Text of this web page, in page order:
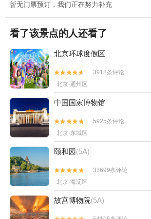
暂无门票预订，我们正在努力补充
看了该景点的人还看了
北京环球度假区


3918条评论
北京·通州区
中国国家博物馆


5925条评论
北京·东城区
颐和园(5A)


33699条评论
北京·海淀区
故宫博物院(5A)